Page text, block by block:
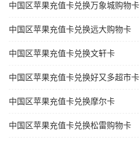
中国区苹果充值卡兑换万象城购物卡
中国区苹果充值卡兑换远大购物卡
中国区苹果充值卡兑换文轩卡
中国区苹果充值卡兑换好又多超市卡
中国区苹果充值卡兑换摩尔卡
中国区苹果充值卡兑换松雷购物卡